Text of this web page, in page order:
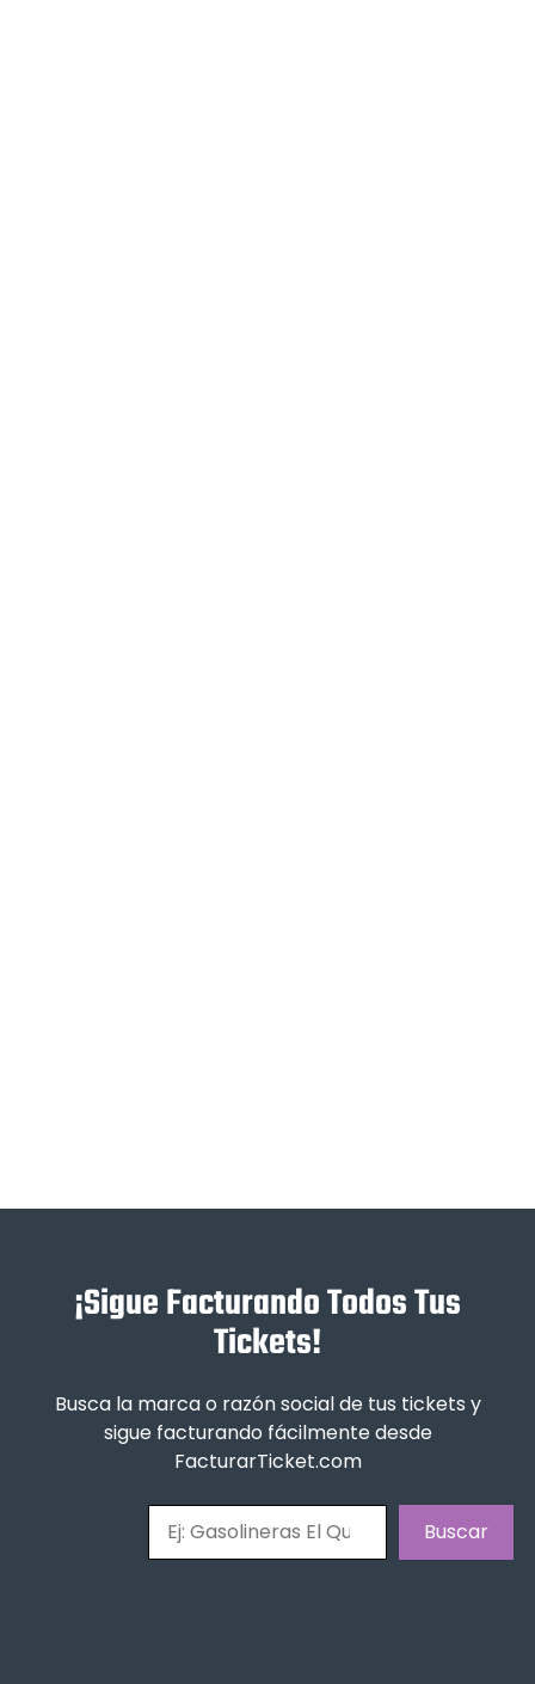
¡Sigue Facturando Todos Tus
Tickets!
Busca la marca o razón social de tus tickets y
sigue facturando fácilmente desde
FacturarTicket.com
Buscar
Buscar